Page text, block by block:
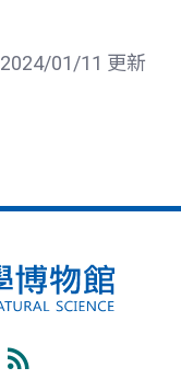
2024/01/11 更新